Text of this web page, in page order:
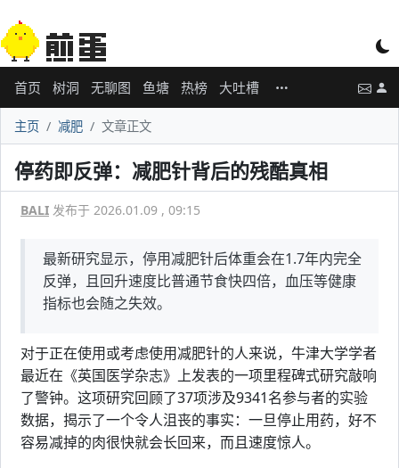
首页 树洞 无聊图 鱼塘 热榜 大吐槽
主页 减肥 文章正文
停药即反弹：减肥针背后的残酷真相
BALI 发布于 2026.01.09 , 09:15
最新研究显示，停用减肥针后体重会在1.7年内完全
反弹，且回升速度比普通节食快四倍，血压等健康
指标也会随之失效。
对于正在使用或考虑使用减肥针的人来说，牛津大学学者
最近在《英国医学杂志》上发表的一项里程碑式研究敲响
了警钟。这项研究回顾了37项涉及9341名参与者的实验
数据，揭示了一个令人沮丧的事实：一旦停止用药，好不
容易减掉的肉很快就会长回来，而且速度惊人。